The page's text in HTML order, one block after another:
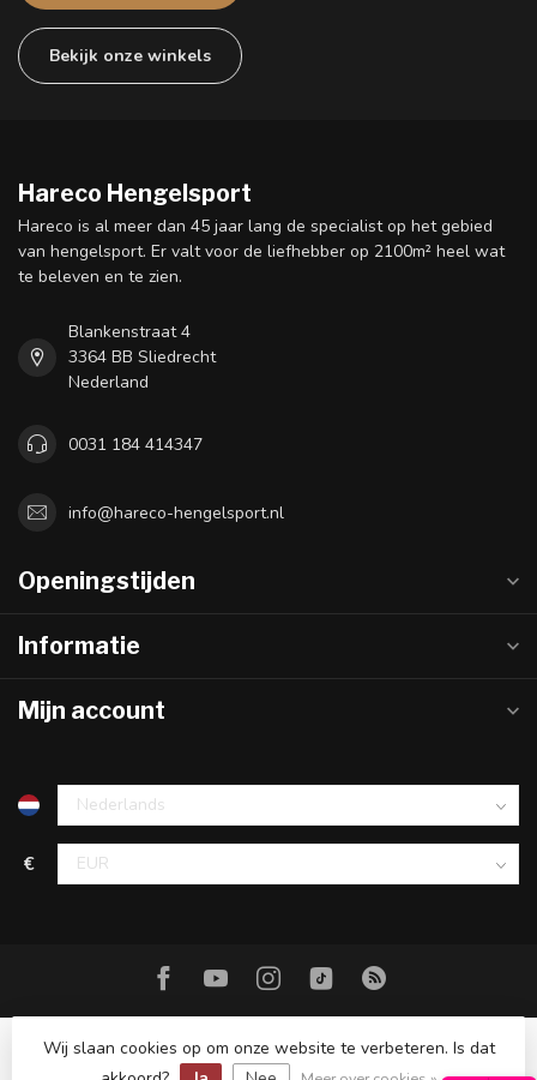
Bekijk onze winkels
Hareco Hengelsport
Hareco is al meer dan 45 jaar lang de specialist op het gebied
van hengelsport. Er valt voor de liefhebber op 2100m² heel wat
te beleven en te zien.
Blankenstraat 4
3364 BB Sliedrecht
Nederland
0031 184 414347
info@hareco-hengelsport.nl
Openingstijden
Informatie
Mijn account
€
Wij slaan cookies op om onze website te verbeteren. Is dat